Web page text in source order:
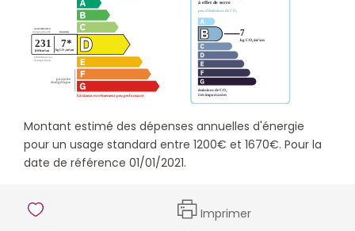
Montant estimé des dépenses annuelles d'énergie
pour un usage standard entre 1200€ et 1670€. Pour la
date de référence 01/01/2021.
Imprimer